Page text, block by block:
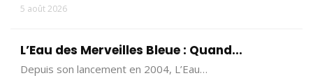
5 août 2026
L’Eau des Merveilles Bleue : Quand...
Depuis son lancement en 2004, L’Eau…